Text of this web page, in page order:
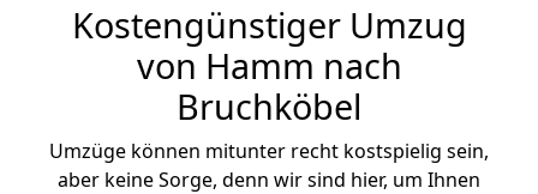
Kostengünstiger Umzug
von Hamm nach
Bruchköbel
Umzüge können mitunter recht kostspielig sein,
aber keine Sorge, denn wir sind hier, um Ihnen